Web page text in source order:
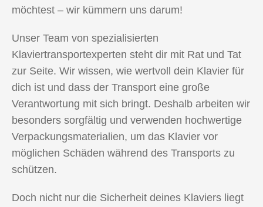
möchtest – wir kümmern uns darum!
Unser Team von spezialisierten
Klaviertransportexperten steht dir mit Rat und Tat
zur Seite. Wir wissen, wie wertvoll dein Klavier für
dich ist und dass der Transport eine große
Verantwortung mit sich bringt. Deshalb arbeiten wir
besonders sorgfältig und verwenden hochwertige
Verpackungsmaterialien, um das Klavier vor
möglichen Schäden während des Transports zu
schützen.
Doch nicht nur die Sicherheit deines Klaviers liegt